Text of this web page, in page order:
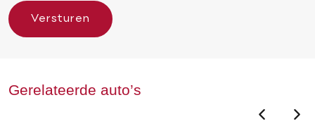
Versturen
Gerelateerde auto’s